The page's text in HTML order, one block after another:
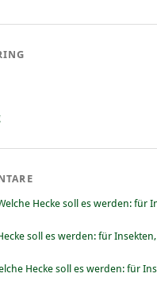
Hecke soll es werden: für
soll es werden: für
Hecke soll es werden: für